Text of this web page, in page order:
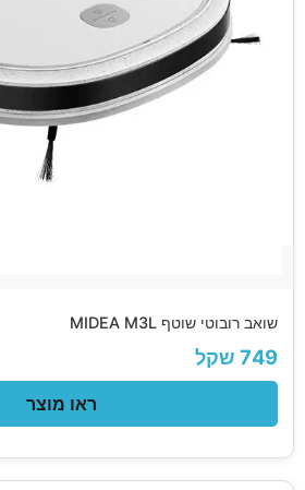
שואב רובוטי שוטף MIDEA M3L
749 שקל
ראו מוצר